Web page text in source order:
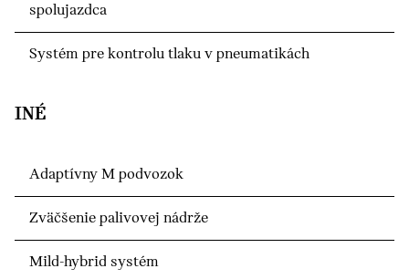
spolujazdca
Systém pre kontrolu tlaku v pneumatikách
INÉ
Adaptívny M podvozok
Zväčšenie palivovej nádrže
Mild-hybrid systém